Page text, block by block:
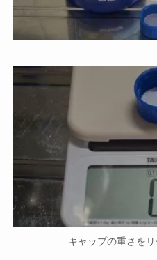
キャップの重さをリ